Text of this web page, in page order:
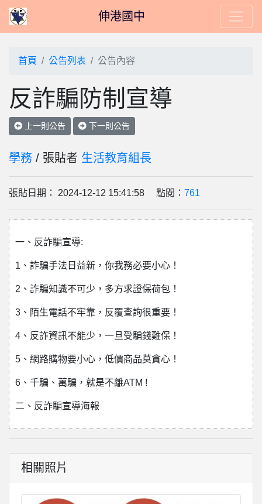
伸港國中
首頁 公告列表 公告內容
反詐騙防制宣導
上一則公告 下一則公告
學務 / 張貼者 生活教育組長
張貼日期： 2024-12-12 15:41:58 點閱： 761
一、反詐騙宣導:
1、詐騙手法日益新，你我務必要小心！
2、詐騙知識不可少，多方求證保荷包！
3、陌生電話不牢靠，反覆查詢很重要！
4、反詐資訊不能少，一旦受騙錢難保！
5、網路購物要小心，低價商品莫貪心！
6、千騙、萬騙，就是不離ATM !
二、反詐騙宣導海報
相關照片